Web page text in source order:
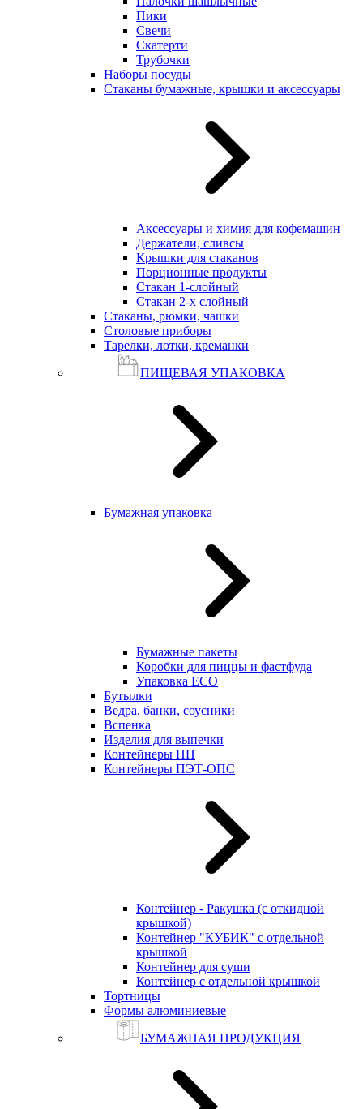
Пики
Свечи
Скатерти
Трубочки
Наборы посуды
Стаканы бумажные, крышки и аксессуары
Аксессуары и химия для кофемашин
Держатели, сливсы
Крышки для стаканов
Порционные продукты
Стакан 1-слойный
Стакан 2-х слойный
Стаканы, рюмки, чашки
Столовые приборы
Тарелки, лотки, креманки
ПИЩЕВАЯ УПАКОВКА
Бумажная упаковка
Бумажные пакеты
Коробки для пиццы и фастфуда
Упаковка ECO
Бутылки
Ведра, банки, соусники
Вспенка
Изделия для выпечки
Контейнеры ПП
Контейнеры ПЭТ-ОПС
Контейнер - Ракушка (с откидной
крышкой)
Контейнер "КУБИК" с отдельной
крышкой
Контейнер для суши
Контейнер с отдельной крышкой
Тортницы
Формы алюминиевые
БУМАЖНАЯ ПРОДУКЦИЯ